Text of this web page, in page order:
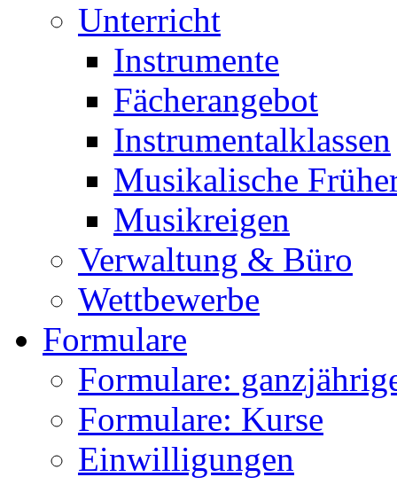
Unterricht
Instrumente
Fächerangebot
Instrumentalklassen
Musikalische
Musikreigen
Verwaltung & Büro
Wettbewerbe
Formulare
Formulare:
Formulare: Kurse
Einwilligungen